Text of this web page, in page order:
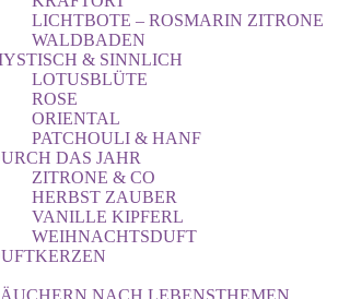
LICHTBOTE – ROSMARIN ZITRONE
WALDBADEN
& SINNLICH
LOTUSBLÜTE
ROSE
ORIENTAL
PATCHOULI & HANF
DAS JAHR
ZITRONE & CO
HERBST ZAUBER
VANILLE KIPFERL
WEIHNACHTSDUFT
NACH LEBENSTHEMEN